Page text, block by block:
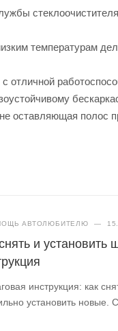
температурам
отличной
оставляющая полос
АВТОЛЮБИТЕЛЮ —
и установить
инструкция: как
установить новые.